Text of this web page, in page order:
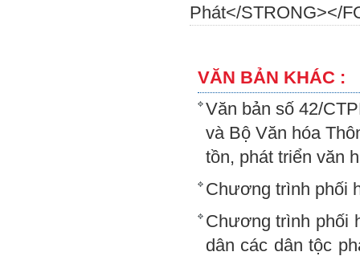
Phát</STRONG></
VĂN BẢN KHÁC :
Văn bản số 42/
và Bộ Văn hóa
tồn, phát triển văn
Chương trình phối
Chương trình phối
dân các dân tộc